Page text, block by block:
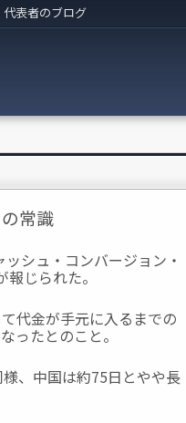
代表者のブログ
常識
シュ・コンバージョン・
じられた。
代金が手元に入るまでの
ったとのこと。
、中国は約75日とやや長